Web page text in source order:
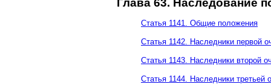
Статья 1141. Общие положения
Статья 1142. Наследники первой
Статья 1143. Наследники второй
Статья 1144. Наследники третьей